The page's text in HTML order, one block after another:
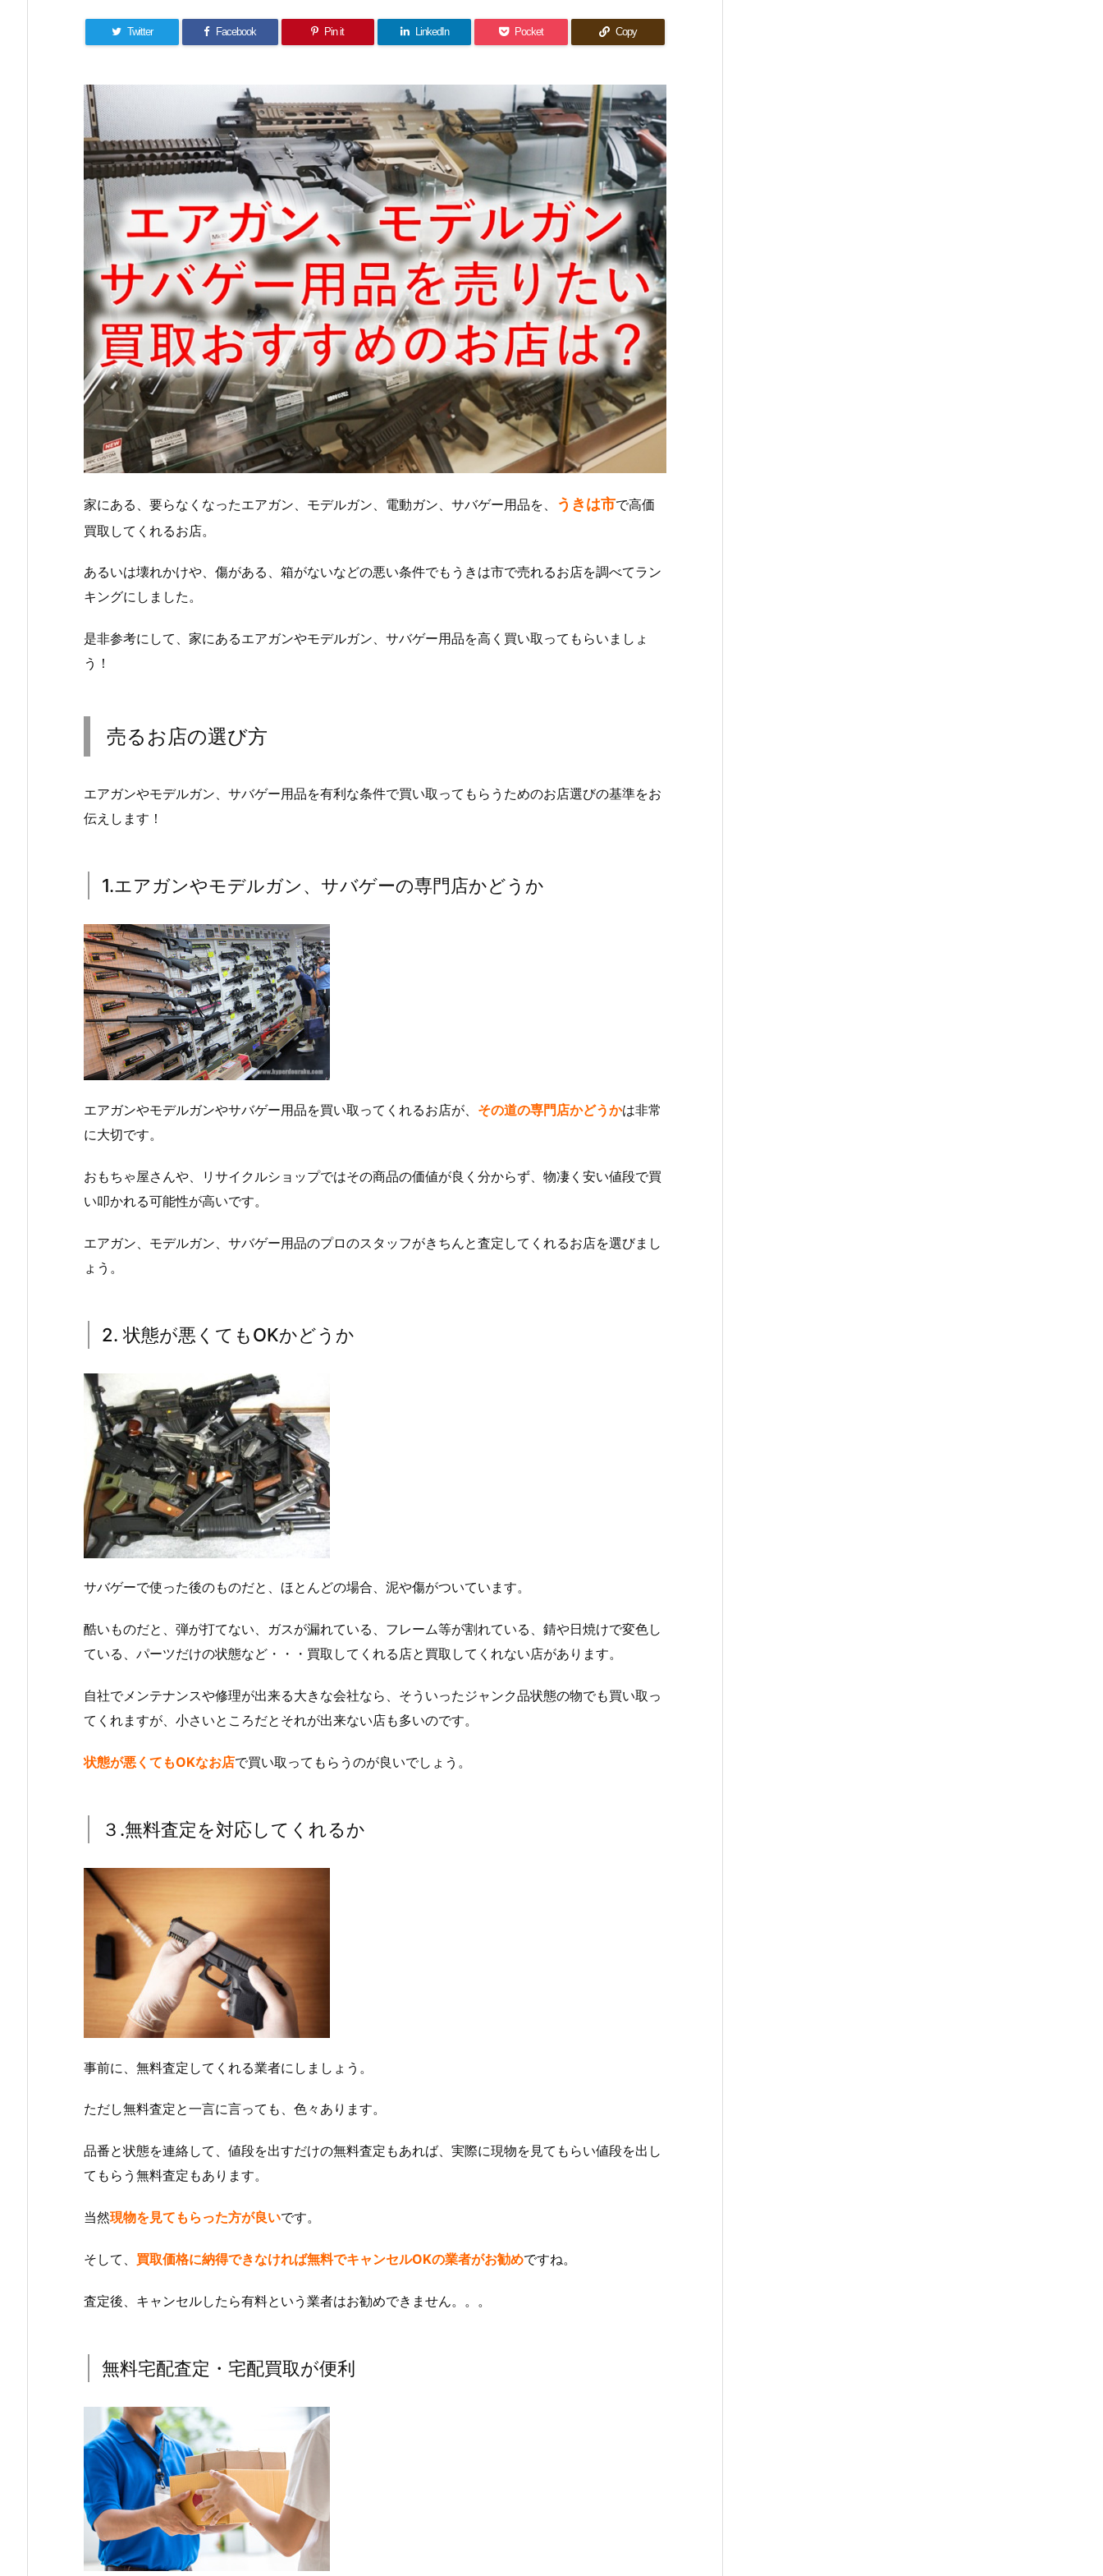
Twitter Facebook Pin it LinkedIn Pocket Copy
家にある、要らなくなったエアガン、モデルガン、電動ガン、サバゲー用品を、 うきは市で高価
買取してくれるお店。
あるいは壊れかけや、傷がある、箱がないなどの悪い条件でもうきは市で売れるお店を調べてラン
キングにしました。
是非参考にして、家にあるエアガンやモデルガン、サバゲー用品を高く買い取ってもらいましょ
う！
売るお店の選び方
エアガンやモデルガン、サバゲー用品を有利な条件で買い取ってもらうためのお店選びの基準をお
伝えします！
1.エアガンやモデルガン、サバゲーの専門店かどうか
エアガンやモデルガンやサバゲー用品を買い取ってくれるお店が、 その道の専門店かどうかは非常
に大切です。
おもちゃ屋さんや、リサイクルショップではその商品の価値が良く分からず、物凄く安い値段で買
い叩かれる可能性が高いです。
エアガン、モデルガン、サバゲー用品のプロのスタッフがきちんと査定してくれるお店を選びまし
ょう。
2. 状態が悪くてもOKかどうか
サバゲーで使った後のものだと、ほとんどの場合、泥や傷がついています。
酷いものだと、弾が打てない、ガスが漏れている、フレーム等が割れている、錆や日焼けで変色し
ている、パーツだけの状態など・・・買取してくれる店と買取してくれない店があります。
自社でメンテナンスや修理が出来る大きな会社なら、そういったジャンク品状態の物でも買い取っ
てくれますが、小さいところだとそれが出来ない店も多いのです。
状態が悪くてもOKなお店で買い取ってもらうのが良いでしょう。
３.無料査定を対応してくれるか
事前に、無料査定してくれる業者にしましょう。
ただし無料査定と一言に言っても、色々あります。
品番と状態を連絡して、値段を出すだけの無料査定もあれば、実際に現物を見てもらい値段を出し
てもらう無料査定もあります。
当然現物を見てもらった方が良いです。
そして、 買取価格に納得できなければ無料でキャンセルOKの業者がお勧めですね。
査定後、キャンセルしたら有料という業者はお勧めできません。。。
無料宅配査定・宅配買取が便利